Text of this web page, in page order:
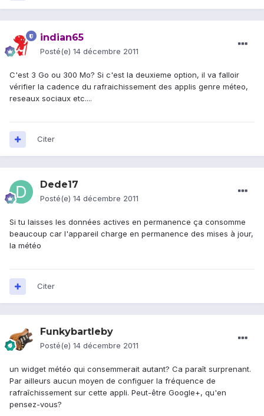
indian65
Posté(e) 14 décembre 2011
C'est 3 Go ou 300 Mo? Si c'est la deuxieme option, il va falloir
vérifier la cadence du rafraichissement des applis genre méteo,
reseaux sociaux etc....
Citer
Dede17
Posté(e) 14 décembre 2011
Si tu laisses les données actives en permanence ça consomme
beaucoup car l'appareil charge en permanence des mises à jour,
la météo
Citer
Funkybartleby
Posté(e) 14 décembre 2011
un widget météo qui consemmerait autant? Ca paraît surprenant.
Par ailleurs aucun moyen de configuer la fréquence de
rafraîchissement sur cette appli. Peut-être Google+, qu'en
pensez-vous?